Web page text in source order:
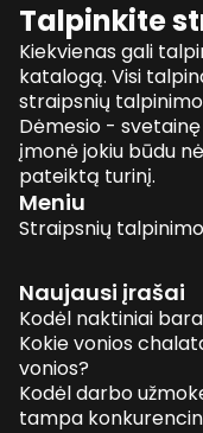
Talpinkite
Kiekvienas gali
katalogą. Visi
straipsnių
Dėmesio -
įmonė jokiu būdu
pateiktą turinį.
Meniu
Straipsnių
Naujausi įrašai
Kodėl naktiniai
Kokie vonios
vonios?
Kodėl darbo
tampa